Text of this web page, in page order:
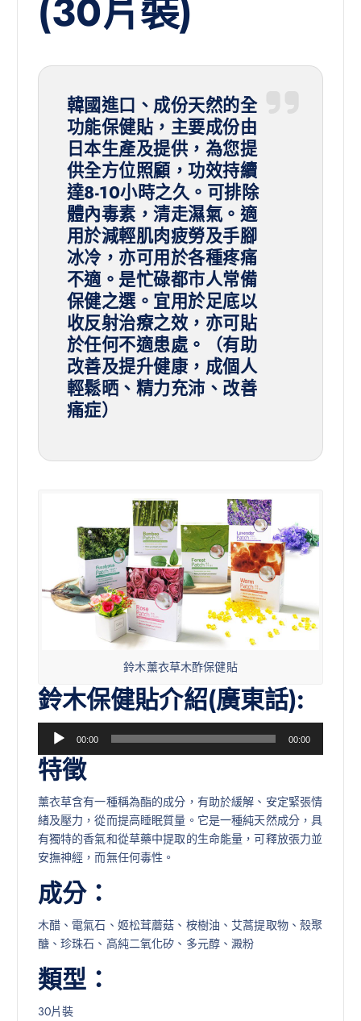
(30片裝)
韓國進口、成份天然的全
功能保健貼，主要成份由
日本生產及提供，為您提
供全方位照顧，功效持續
達8-10小時之久。可排除
體內毒素，清走濕氣。適
用於減輕肌肉疲勞及手腳
冰冷，亦可用於各種疼痛
不適。是忙碌都市人常備
保健之選。宜用於足底以
收反射治療之效，亦可貼
於任何不適患處。（有助
改善及提升健康，成個人
輕鬆晒、精力充沛、改善
痛症）
鈴木薰衣草木酢保健貼
鈴木保健貼介紹(廣東話):
播
放
器
00:00 00:00
特徵
薰衣草含有一種稱為酯的成分，有助於緩解、安定緊張情
緒及壓力，從而提高睡眠質量。它是一種純天然成分，具
有獨特的香氣和從草藥中提取的生命能量，可釋放張力並
安撫神經，而無任何毒性。
成分：
木醋、電氣石、姬松茸蘑菇、桉樹油、艾蒿提取物、殼聚
醣、珍珠石、高純二氧化矽、多元醇、澱粉
類型：
30片裝